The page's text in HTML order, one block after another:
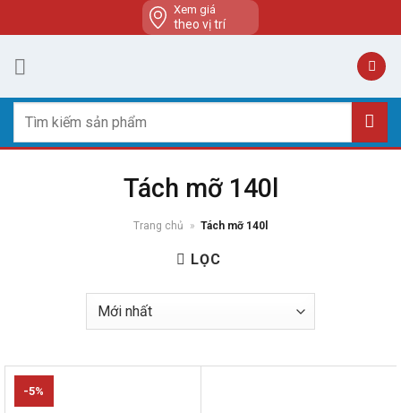
to
content
Xem giá
theo vị trí
kiếm:
Tách mỡ 140l
Trang chủ » Tách mỡ 140l
LỌC
-5%